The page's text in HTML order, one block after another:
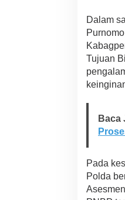
Dalam
Tujuan
Baca
Pada
Polda